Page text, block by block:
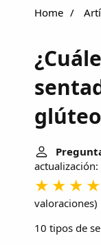
Home
valoraciones)
10 tipos de